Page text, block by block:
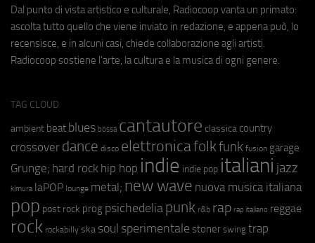
Dal punto di vista artistico e culturale, Radiocoop vanta un primato:
ascolta tutto quello che viene inviato in redazione, e appena può, lo
recensisce, e in alcuni casi, chiede collaborazione agli artisti.
Radiocoop sostiene l'arte, la cultura e la musica di ogni genere.
TAG CLOUD
ambient beat blues bossa cantautore classica country
crossover dance disco elettronicafolkfunk fusion garage
Grunge; hard rock hip hop indie indie pop italiani jazz
kimura laPOP lounge metal; new wave nuova musica italiana
pop post rock prog psichedeliapunk r&b rap rap italiano reggae
rock rockabilly ska soul sperimentale stoner swing trap